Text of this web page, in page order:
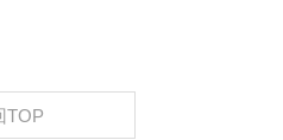
TOP